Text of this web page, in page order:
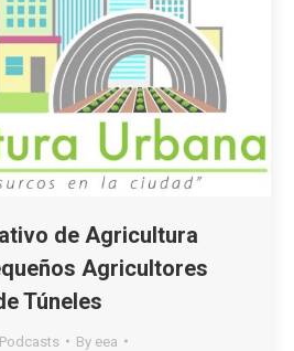
de Agricultura
Agricultores
Túneles
Podcasts By eea